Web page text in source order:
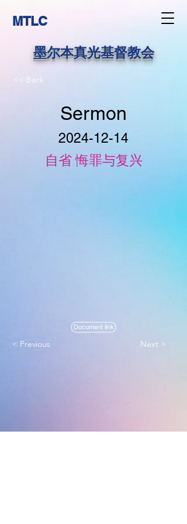
MTLC
墨尔本真光基督教会
<< Back
Sermon
2024-12-14
自省 悔罪与复兴
Document link
< Previous Next >